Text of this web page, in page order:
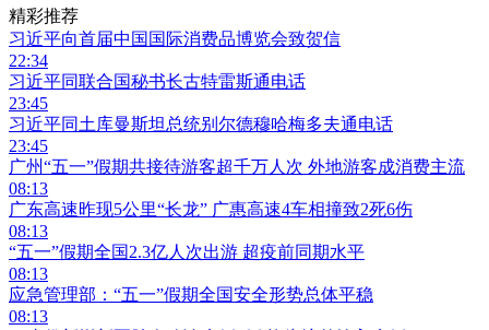
精彩推荐
习近平向首届中国国际消费品博览会致贺信
22:34
习近平同联合国秘书长古特雷斯通电话
23:45
习近平同土库曼斯坦总统别尔德穆哈梅多夫通电话
23:45
广州“五一”假期共接待游客超千万人次 外地游客成消费主流
08:13
广东高速昨现5公里“长龙” 广惠高速4车相撞致2死6伤
08:13
“五一”假期全国2.3亿人次出游 超疫前同期水平
08:13
应急管理部：“五一”假期全国安全形势总体平稳
08:13